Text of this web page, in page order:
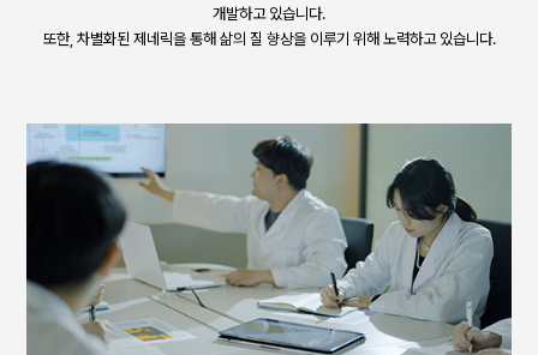
개발하고 있습니다.
또한, 차별화된 제네릭을 통해 삶의 질 향상을 이루기 위해 노력하고 있습니다.